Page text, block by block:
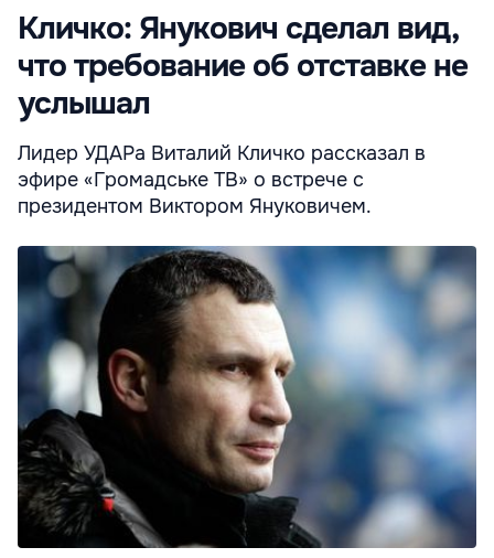
Кличко: Янукович сделал вид,
что требование об отставке не
услышал
Лидер УДАРа Виталий Кличко рассказал в
эфире «Громадське ТВ» о встрече с
президентом Виктором Януковичем.